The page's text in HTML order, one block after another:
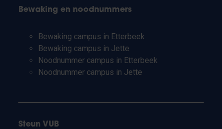
Bewaking en noodnummers
Bewaking campus in Etterbeek
Bewaking campus in Jette
Noodnummer campus in Etterbeek
Noodnummer campus in Jette
Steun VUB